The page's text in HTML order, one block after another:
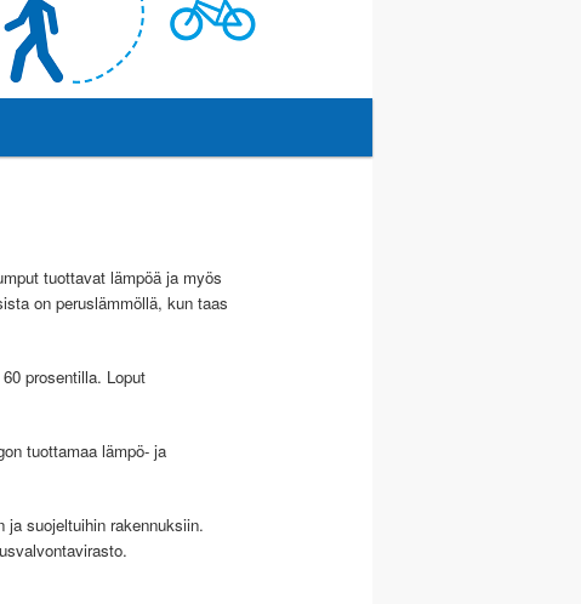
tuottavat lämpöä ja myös
on peruslämmöllä, kun taas
prosentilla. Loput
tuottamaa lämpö- ja
suojeltuihin rakennuksiin.